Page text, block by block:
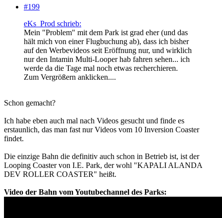
#199
eKs_Prod schrieb:
Mein "Problem" mit dem Park ist grad eher (und das
hält mich von einer Flugbuchung ab), dass ich bisher
auf den Werbevideos seit Eröffnung nur, und wirklich
nur den Intamin Multi-Looper hab fahren sehen... ich
werde da die Tage mal noch etwas recherchieren.
Zum Vergrößern anklicken....
Schon gemacht?
Ich habe eben auch mal nach Videos gesucht und finde es
erstaunlich, das man fast nur Videos vom 10 Inversion Coaster
findet.
Die einzige Bahn die definitiv auch schon in Betrieb ist, ist der
Looping Coaster von I.E. Park, der wohl "KAPALI ALANDA
DEV ROLLER COASTER" heißt.
Video der Bahn vom Youtubechannel des Parks: